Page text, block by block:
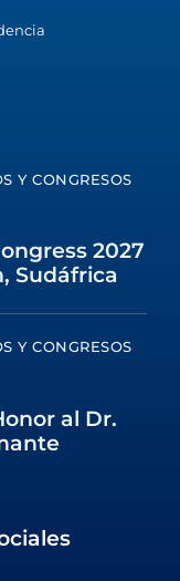
Y CONGRESOS
2027
Sudáfrica
Y CONGRESOS
al Dr.